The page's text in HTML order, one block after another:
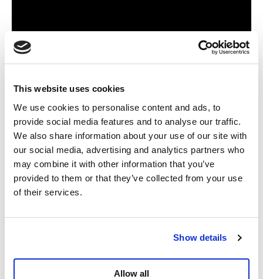
This website uses cookies
We use cookies to personalise content and ads, to
provide social media features and to analyse our traffic.
We also share information about your use of our site with
our social media, advertising and analytics partners who
may combine it with other information that you’ve
provided to them or that they’ve collected from your use
of their services.
Show details
Allow all
Sofie Merckx
Cheffe de groupe PTB à la Chambre
TikTok
Instagram
Facebook
Twitter